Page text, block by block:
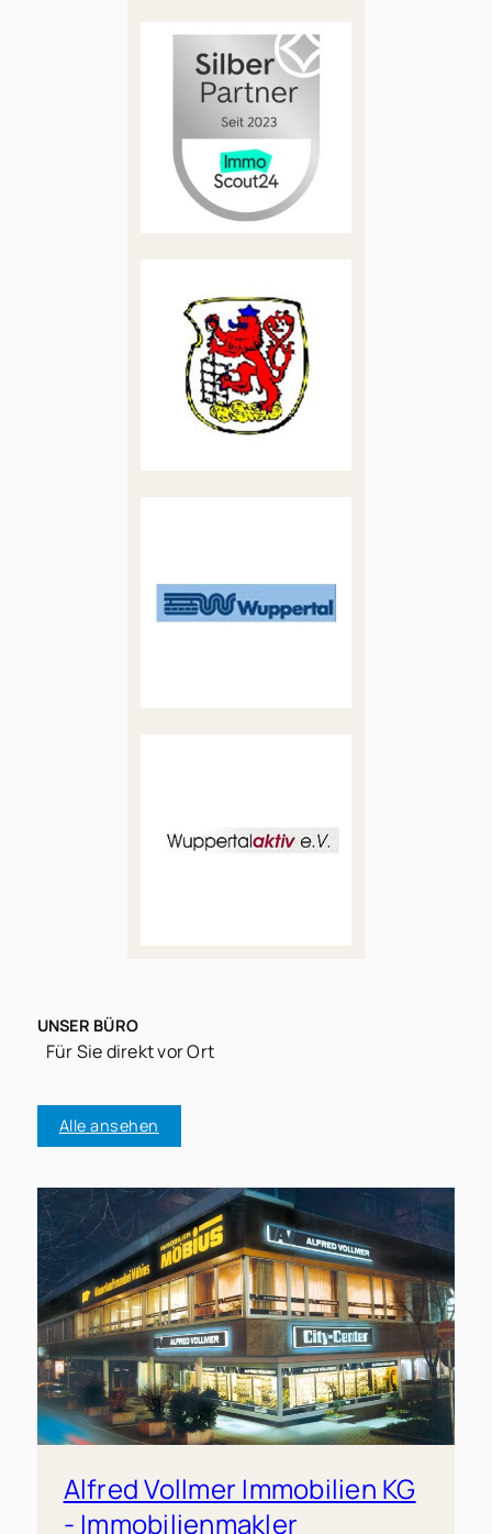
UNSER BÜRO
Für Sie direkt vor Ort
Alle ansehen
Alfred Vollmer Immobilien KG
- Immobilienmakler